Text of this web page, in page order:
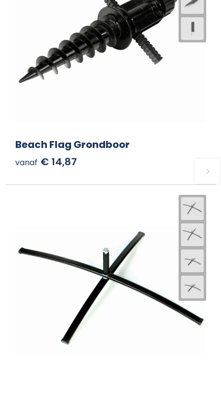
Beach Flag Grondboor
vanaf € 14,87